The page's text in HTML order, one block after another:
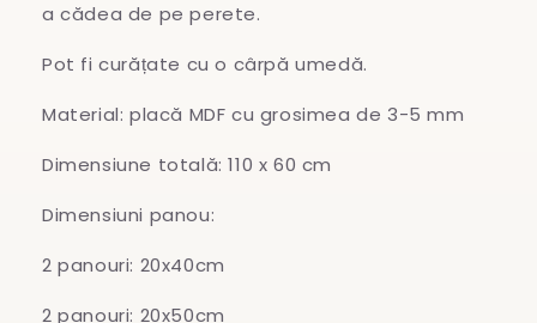
a cădea de pe perete.
Pot fi curățate cu o cârpă umedă.
Material: placă MDF cu grosimea de 3-5 mm
Dimensiune totală: 110 x 60 cm
Dimensiuni panou:
2 panouri: 20x40cm
2 panouri: 20x50cm